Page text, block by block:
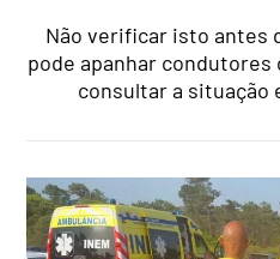
Não verificar isto antes
pode apanhar
consultar a situação